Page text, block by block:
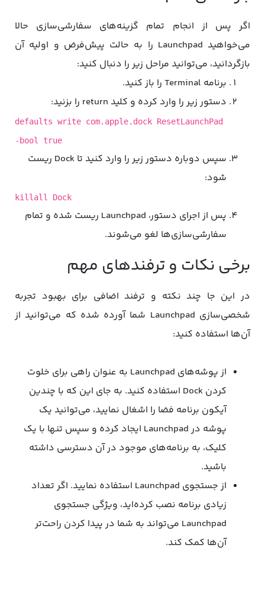
اگر پس از انجام تمام گزینه‌های سفارشی‌سازی‌ حالا
می‌خواهید Launchpad را به حالت پیش‌فرض و اولیه آن
بازگردانید، می‌توانید مراحل زیر را دنبال کنید:
برنامه Terminal را باز کنید.
دستور زیر را وارد کرده و کلید return را بزنید:
defaults write com.apple.dock ResetLaunchPad
-bool true
سپس دوباره دستور زیر را وارد کنید تا Dock ریست
شود:
killall Dock
پس از اجرای دستور، Launchpad ریست شده و تمام
سفارشی‌سازی‌ها لغو می‌شوند.
برخی نکات و ترفندهای مهم
در این جا چند نکته و ترفند اضافی برای بهبود تجربه
شخصی‌سازی Launchpad شما آورده شده که می‌توانید از
آن‌ها استفاده کنید:
از پوشه‌های Launchpad به عنوان راهی برای خلوت
کردن Dock استفاده کنید. به جای این که با چندین
آیکون برنامه فضا را اشغال نمایید، می‌توانید یک
پوشه در Launchpad ایجاد کرده و سپس تنها با یک
کلیک، به برنامه‌های موجود در آن دسترسی داشته
باشید.
از جستجوی Launchpad استفاده نمایید. اگر تعداد
زیادی برنامه نصب کرده‌اید، ویژگی جستجوی
Launchpad می‌تواند به شما در پیدا کردن راحت‌تر
آن‌ها کمک کند.